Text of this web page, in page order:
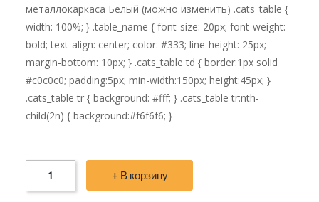
металлокаркаса Белый (можно изменить) .cats_table {
width: 100%; } .table_name { font-size: 20px; font-weight:
bold; text-align: center; color: #333; line-height: 25px;
margin-bottom: 10px; } .cats_table td { border:1px solid
#c0c0c0; padding:5px; min-width:150px; height:45px; }
.cats_table tr { background: #fff; } .cats_table tr:nth-
child(2n) { background:#f6f6f6; }
+ В корзину